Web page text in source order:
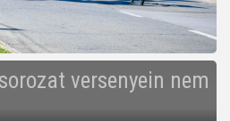
versenyein nem